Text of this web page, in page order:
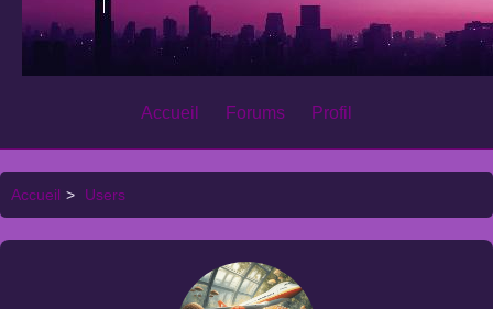
Accueil Forums Profil
Accueil > Users